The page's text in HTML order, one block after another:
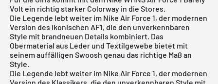
Volt ein richtig starker Colorway in die Stores.
Die Legende lebt weiter im Nike Air Force 1, der modernen
Version des ikonischen AF1, die den unverkennbaren
Style mit brandneuen Details kombiniert. Das
Obermaterial aus Leder und Textilgewebe bietet mit
seinem auffälligen Swoosh genau das richtige Maß an
Style.
Die Legende lebt weiter im Nike Air Force 1, der modernen